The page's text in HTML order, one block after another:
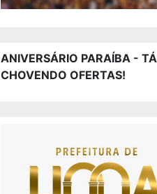
ANIVERSÁRIO PARAÍBA - TÁ
CHOVENDO OFERTAS!